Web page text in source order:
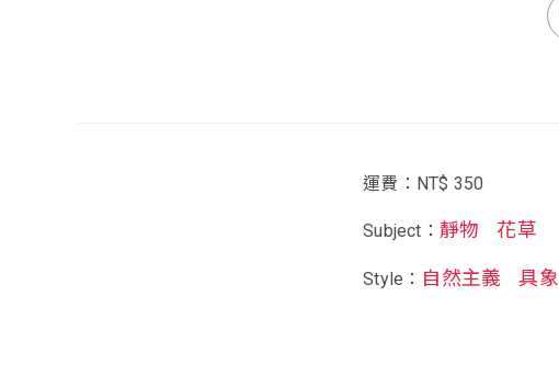
運費：NT$ 350
Subject： 靜物 花草
Style： 自然主義 具象